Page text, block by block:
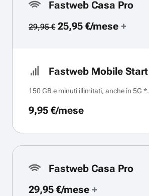
Fastweb Casa Pro
29,95 €25,95 €/mese+
Fastweb Mobile Start
150 GB e minuti illimitati, anche in 5G *.
9,95 €/mese
Fastweb Casa Pro
29,95 €/mese +